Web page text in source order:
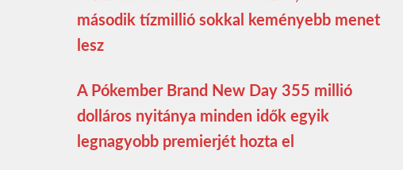
második tízmillió sokkal keményebb menet
lesz
A Pókember Brand New Day 355 millió
dolláros nyitánya minden idők egyik
legnagyobb premierjét hozta el